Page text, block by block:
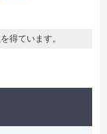
得ています。